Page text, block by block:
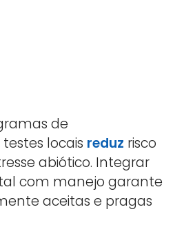
de
locais reduz risco
abiótico. Integrar
com manejo garante
aceitas e pragas